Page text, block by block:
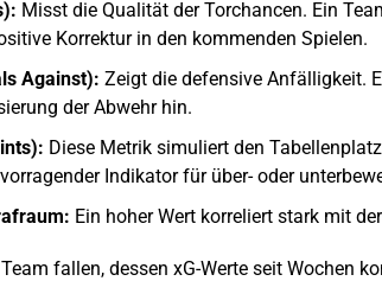
Misst die Qualität der Torchancen. Ein
Korrektur in den kommenden Spielen.
Against): Zeigt die defensive Anfälligkeit.
der Abwehr hin.
Diese Metrik simuliert den
Indikator für über- oder
Ein hoher Wert korreliert stark mit
fallen, dessen xG-Werte seit Wochen